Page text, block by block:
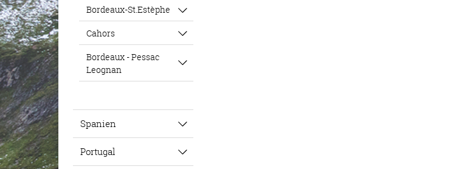
Bordeaux-St.Estèphe
Cahors
Bordeaux - Pessac
Leognan
Spanien
Portugal